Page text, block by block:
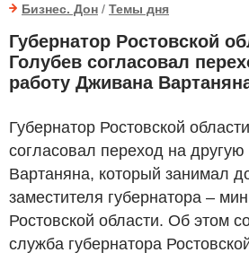
Бизнес. Дон / Темы дня
Губернатор Ростовской
Голубев согласовал
работу Дживана
Губернатор Ростовской
согласовал переход на
Вартаняна, который занимал
заместителя губернатора –
Ростовской области. Об этом
служба губернатора